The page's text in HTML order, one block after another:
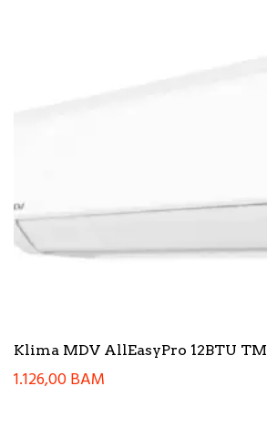
Klima MDV AllEasyPro 12BTU TM
1.126,00BAM